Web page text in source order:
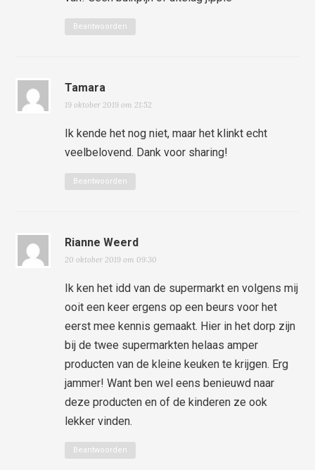
Beantwoorden
Tamara
19 oktober 2019 om 21:52
Ik kende het nog niet, maar het klinkt echt
veelbelovend. Dank voor sharing!
Beantwoorden
Rianne Weerd
20 oktober 2019 om 09:30
Ik ken het idd van de supermarkt en volgens mij
ooit een keer ergens op een beurs voor het
eerst mee kennis gemaakt. Hier in het dorp zijn
bij de twee supermarkten helaas amper
producten van de kleine keuken te krijgen. Erg
jammer! Want ben wel eens benieuwd naar
deze producten en of de kinderen ze ook
lekker vinden.
Beantwoorden